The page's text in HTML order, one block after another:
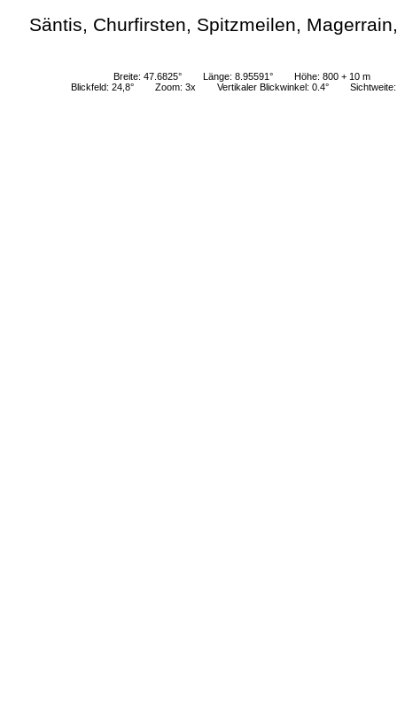
Säntis, Churfirsten, Spitzmeilen,
Breite: 47.6825° Länge: 8.95591°
Höhe: 800 + 10 m
Blickfeld: 24,8°
Zoom: 3x Vertikaler Blickwinkel: 0.4°